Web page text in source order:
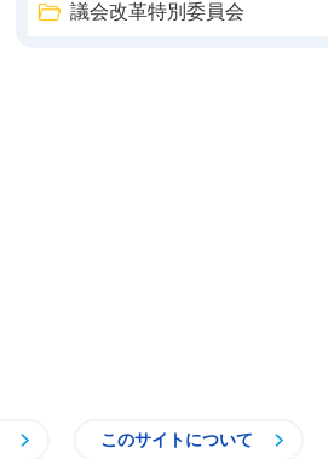
議会改革特別委員会
このサイトについて